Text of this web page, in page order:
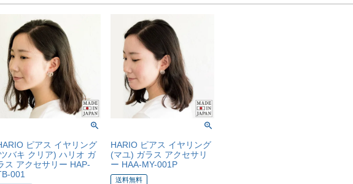
ピアス イヤリング
バキ クリア) ハリオ ガ
ス アクセサリー HAP-
001
HARIO ピアス イヤリング
(マユ) ガラス アクセサリ
ー HAA-MY-001P
送料無料